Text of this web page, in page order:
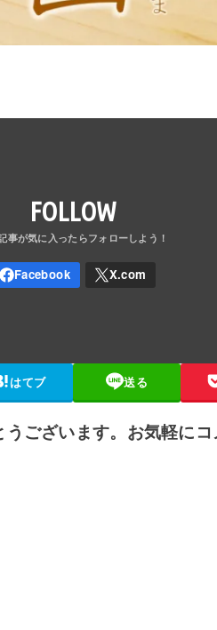
FOLLOW
はてブ 送る
ございます。お気軽に